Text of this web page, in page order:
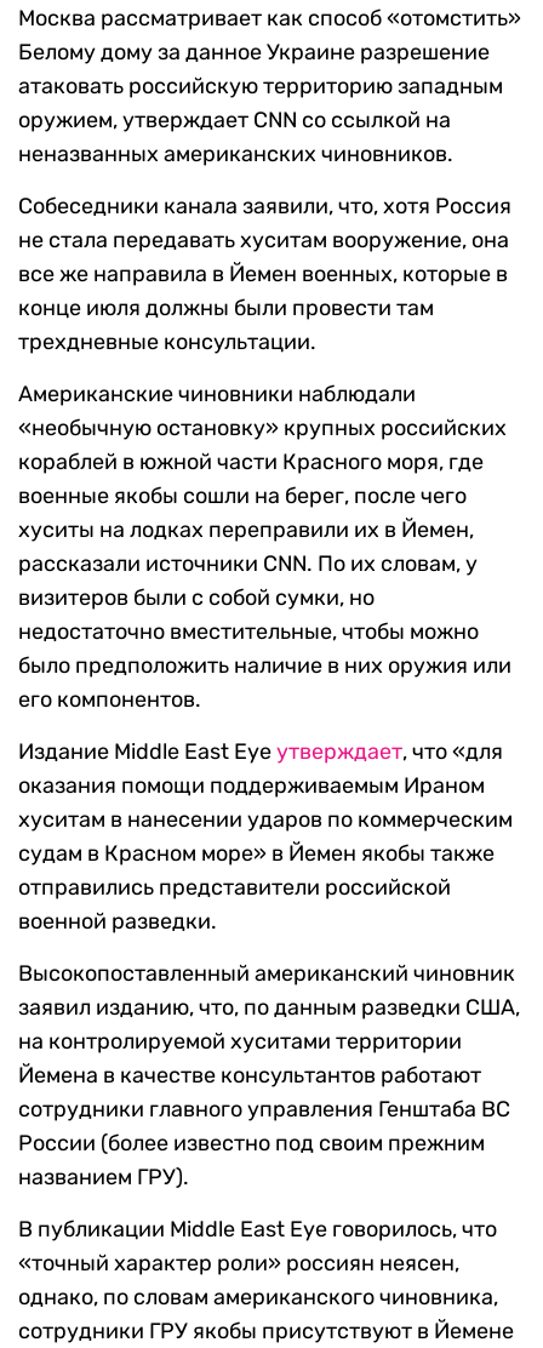
Москва рассматривает как способ «отомстить»
Белому дому за данное Украине разрешение
атаковать российскую территорию западным
оружием, утверждает CNN со ссылкой на
неназванных американских чиновников.
Собеседники канала заявили, что, хотя Россия
не стала передавать хуситам вооружение, она
все же направила в Йемен военных, которые в
конце июля должны были провести там
трехдневные консультации.
Американские чиновники наблюдали
«необычную остановку» крупных российских
кораблей в южной части Красного моря, где
военные якобы сошли на берег, после чего
хуситы на лодках переправили их в Йемен,
рассказали источники CNN. По их словам, у
визитеров были с собой сумки, но
недостаточно вместительные, чтобы можно
было предположить наличие в них оружия или
его компонентов.
Издание Middle East Eyeутверждает, что «для
оказания помощи поддерживаемым Ираном
хуситам в нанесении ударов по коммерческим
судам в Красном море» в Йемен якобы также
отправились представители российской
военной разведки.
Высокопоставленный американский чиновник
заявил изданию, что, по данным разведки США,
на контролируемой хуситами территории
Йемена в качестве консультантов работают
сотрудники главного управления Генштаба ВС
России (более известно под своим прежним
названием ГРУ).
В публикации Middle East Eye говорилось, что
«точный характер роли» россиян неясен,
однако, по словам американского чиновника,
сотрудники ГРУ якобы присутствуют в Йемене